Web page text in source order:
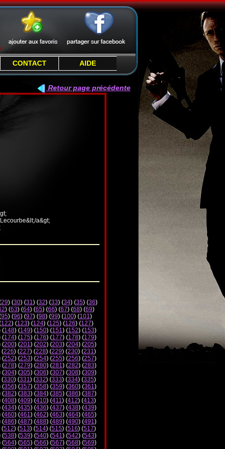
CONTACT AIDE
Retour page précédente
a&gt;
29) (30) (31) (32) (33) (34) (35) (36)
) (63) (64) (65) (66) (67) (68) (69)
95) (96) (97) (98) (99) (100) (101)
122) (123) (124) (125) (126) (127)
(148) (149) (150) (151) (152) (153)
(174) (175) (176) (177) (178) (179)
(200) (201) (202) (203) (204) (205)
(226) (227) (228) (229) (230) (231)
(252) (253) (254) (255) (256) (257)
(278) (279) (280) (281) (282) (283)
(304) (305) (306) (307) (308) (309)
(330) (331) (332) (333) (334) (335)
(356) (357) (358) (359) (360) (361)
(382) (383) (384) (385) (386) (387)
(408) (409) (410) (411) (412) (413)
(434) (435) (436) (437) (438) (439)
(460) (461) (462) (463) (464) (465)
(486) (487) (488) (489) (490) (491)
(512) (513) (514) (515) (516) (517)
(538) (539) (540) (541) (542) (543)
(564) (565) (566) (567) (568) (569)